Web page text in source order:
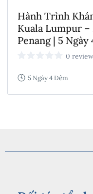
Hành Trình
Kuala Lumpur –
Penang | 5
0 review
5 Ngày 4 Đêm